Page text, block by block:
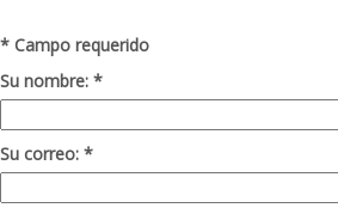
* Campo requerido
Su nombre: *
Su correo: *